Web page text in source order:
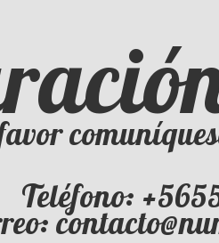
Teléfono: